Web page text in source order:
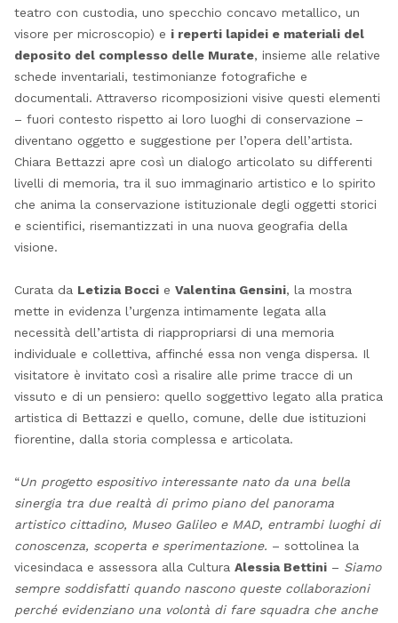
teatro con custodia, uno specchio concavo metallico, un
visore per microscopio) e i reperti lapidei e materiali del
deposito del complesso delle Murate, insieme alle relative
schede inventariali, testimonianze fotografiche e
documentali. Attraverso ricomposizioni visive questi elementi
– fuori contesto rispetto ai loro luoghi di conservazione –
diventano oggetto e suggestione per l’opera dell’artista.
Chiara Bettazzi apre così un dialogo articolato su differenti
livelli di memoria, tra il suo immaginario artistico e lo spirito
che anima la conservazione istituzionale degli oggetti storici
e scientifici, risemantizzati in una nuova geografia della
visione.
Curata da Letizia Boccie Valentina Gensini, la mostra
mette in evidenza l’urgenza intimamente legata alla
necessità dell’artista di riappropriarsi di una memoria
individuale e collettiva, affinché essa non venga dispersa. Il
visitatore è invitato così a risalire alle prime tracce di un
vissuto e di un pensiero: quello soggettivo legato alla pratica
artistica di Bettazzi e quello, comune, delle due istituzioni
fiorentine, dalla storia complessa e articolata.
“Un progetto espositivo interessante nato da una bella
sinergia tra due realtà di primo piano del panorama
artistico cittadino, Museo Galileo e MAD, entrambi luoghi di
conoscenza, scoperta e sperimentazione. – sottolinea la
vicesindaca e assessora alla Cultura Alessia Bettini– Siamo
sempre soddisfatti quando nascono queste collaborazioni
perché evidenziano una volontà di fare squadra che anche